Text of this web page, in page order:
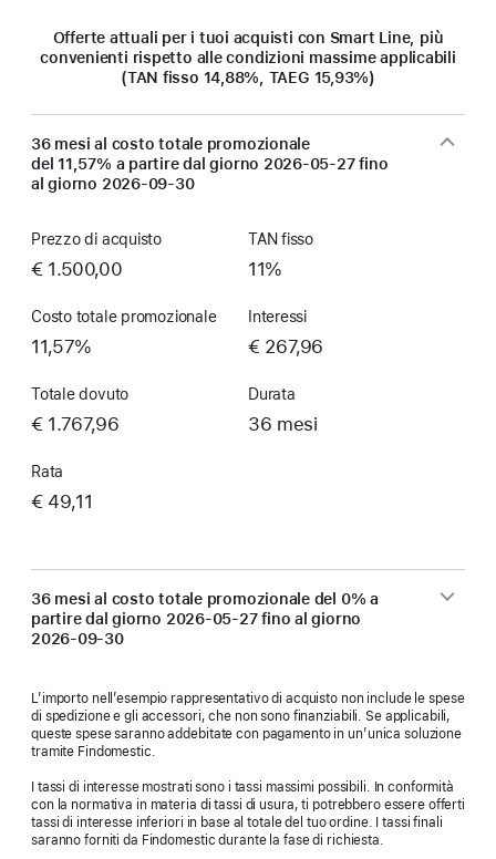
Offerte attuali per i tuoi acquisti con Smart Line, più
convenienti rispetto alle condizioni massime applicabili
(TAN fisso 14,88%, TAEG 15,93%)
36 mesi al costo totale promozionale
del 11,57% a partire dal giorno 2026-05-27fino
al giorno 2026-09-30
Prezzo di acquisto
€ 1.500,00
TAN fisso
11%
Costo totale promozionale
11,57%
Interessi
€ 267,96
Totale dovuto
€ 1.767,96
Durata
36 mesi
Rata
€ 49,11
36 mesi al costo totale promozionale del 0% a
partire dal giorno 2026-05-27fino al giorno
2026-09-30
L’importo nell’esempio rappresentativo di acquisto non include le spese
di spedizione e gli accessori, che non sono finanziabili. Se applicabili,
queste spese saranno addebitate con pagamento in un’unica soluzione
tramite Findomestic.
I tassi di interesse mostrati sono i tassi massimi possibili. In conformità
con la normativa in materia di tassi di usura, ti potrebbero essere offerti
tassi di interesse inferiori in base al totale del tuo ordine. I tassi finali
saranno forniti da Findomestic durante la fase di richiesta.